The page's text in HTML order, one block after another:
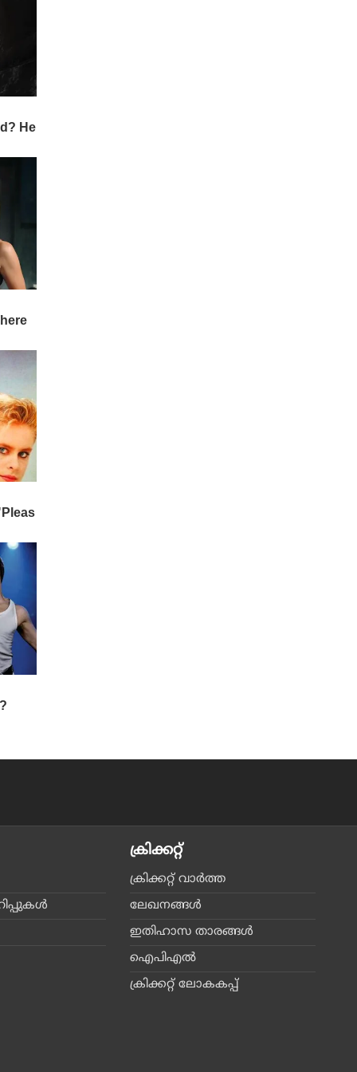
ക്രിക്കറ്റ്‌
ക്രിക്കറ്റ്‌ വാര്‍ത്ത
ലേഖനങ്ങള്‍
ഇതിഹാസ താരങ്ങള്‍
ഐപിഎല്‍
ക്രിക്കറ്റ് ലോകകപ്പ്